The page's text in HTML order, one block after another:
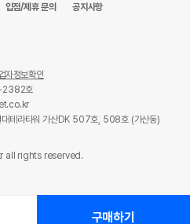
구매하기
입점/제휴 문의 공지사항
자정보확인
-2382호
대테라타워 가산DK 507호, 508호 (가산동)
all rights reserved.